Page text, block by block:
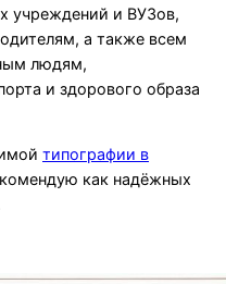
учреждений и ВУЗов,
а также всем
людям,
и здорового образа
типографии в
как надёжных